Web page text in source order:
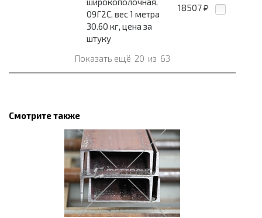
09Г2С, вес 1 метра
30.60 кг, цена за
штуку
18507 ₽
Показать ещё 20 из 63
Смотрите также